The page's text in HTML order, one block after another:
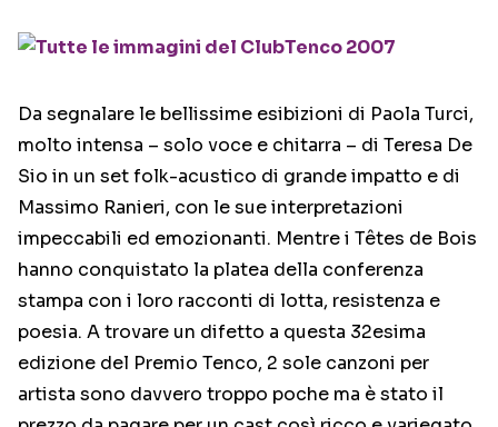
Da segnalare le bellissime esibizioni di Paola Turci,
molto intensa – solo voce e chitarra – di Teresa De
Sio in un set folk-acustico di grande impatto e di
Massimo Ranieri, con le sue interpretazioni
impeccabili ed emozionanti. Mentre i Têtes de Bois
hanno conquistato la platea della conferenza
stampa con i loro racconti di lotta, resistenza e
poesia. A trovare un difetto a questa 32esima
edizione del Premio Tenco, 2 sole canzoni per
artista sono davvero troppo poche ma è stato il